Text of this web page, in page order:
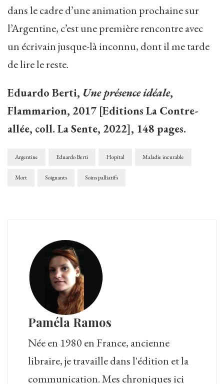
dans le cadre d’une animation prochaine sur
l’Argentine, c’est une première rencontre avec
un écrivain jusque-là inconnu, dont il me tarde
de lire le reste.
Eduardo Berti, Une présence idéale,
Flammarion, 2017 [Editions La Contre-
allée, coll. La Sente, 2022], 148 pages.
Argentine Eduardo Berti Hopital Maladie incurable
Mort Soignants Soins palliatifs
Paméla Ramos
Née en 1980 en France, ancienne
libraire, je travaille dans l'édition et la
communication. Mes chroniques ici